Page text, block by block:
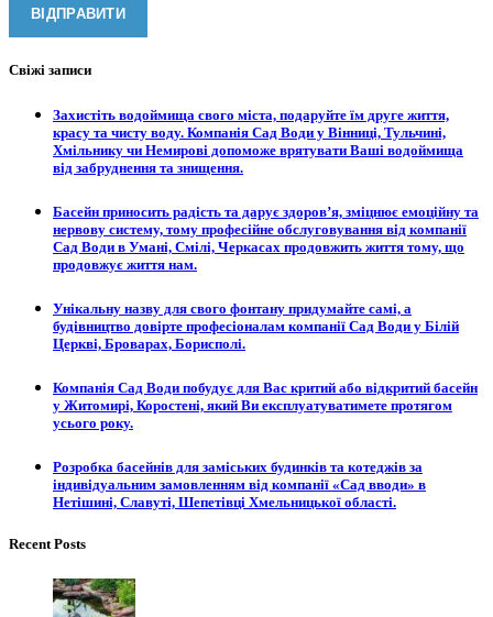
Свіжі записи
Захистіть водоймища свого міста, подаруйте їм друге життя,
красу та чисту воду. Компанія Сад Води у Вінниці, Тульчині,
Хмільнику чи Немирові допоможе врятувати Ваші водоймища
від забруднення та знищення.
Басейн приносить радість та дарує здоров’я, зміцнює емоційну та
нервову систему, тому професійне обслуговування від компанії
Сад Води в Умані, Смілі, Черкасах продовжить життя тому, що
продовжує життя нам.
Унікальну назву для свого фонтану придумайте самі, а
будівництво довірте професіоналам компанії Сад Води у Білій
Церкві, Броварах, Борисполі.
Компанія Сад Води побудує для Вас критий або відкритий басейн
у Житомирі, Коростені, який Ви експлуатуватимете протягом
усього року.
Розробка басейнів для заміських будинків та котеджів за
індивідуальним замовленням від компанії «Сад вводи» в
Нетішині, Славуті, Шепетівці Хмельницької області.
Recent Posts